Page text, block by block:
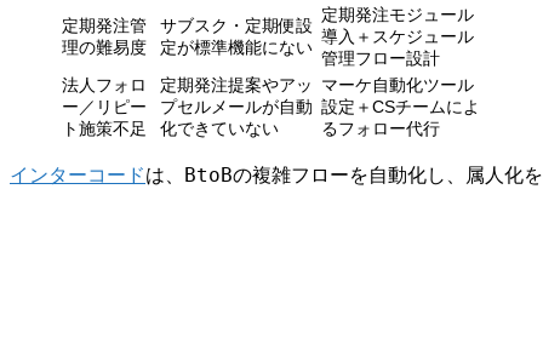
定期発注管
理の難易度
サブスク・定期便設
定が標準機能にない
定期発注モジュール
導入＋スケジュール
管理フロー設計
法人フォロ
ー／リピー
ト施策不足
定期発注提案やアッ
プセルメールが自動
化できていない
マーケ自動化ツール
設定＋CSチームによ
るフォロー代行
インターコードは、BtoBの複雑フローを自動化し、属人化